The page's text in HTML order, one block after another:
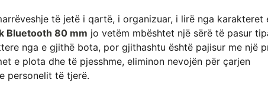
të jetë i qartë, i organizuar, i lirë nga karakteret
Bluetooth 80 mm jo vetëm mbështet një sërë të pasur
nga e gjithë bota, por gjithashtu është pajisur me një
e plota dhe të pjesshme, eliminon nevojën për çarjen
personelit të tjerë.